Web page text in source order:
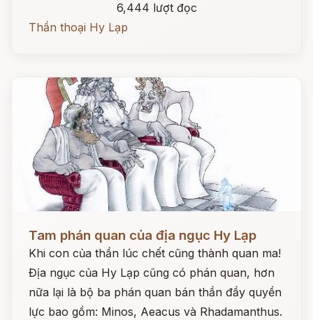
6,444 lượt đọc
Thần thoại Hy Lạp
Tam phán quan của địa ngục Hy Lạp
Khi con của thần lúc chết cũng thành quan ma!
Địa ngục của Hy Lạp cũng có phán quan, hơn
nữa lại là bộ ba phán quan bán thần đầy quyền
lực bao gồm: Minos, Aeacus và Rhadamanthus.